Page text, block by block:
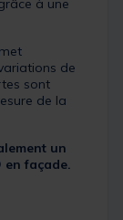
à une
de
sont
de la
un
en façade.